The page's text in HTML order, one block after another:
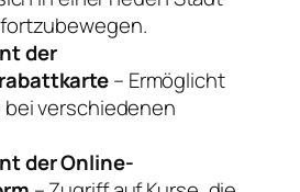
der
– Ermöglicht
bei verschiedenen
der Online-